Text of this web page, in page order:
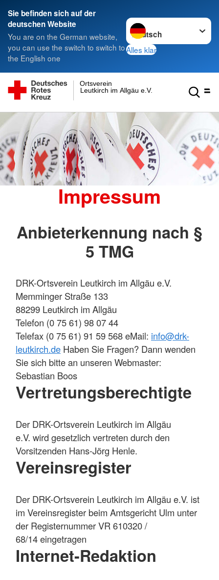
Sie befinden sich auf der
deutschen Website
You are on the German website,
you can use the switch to switch to
the English one
Sprache wechseln zu
Alles klar
Leutkirch im Allgäu e.V.
Ortsverein
Impressum
Anbieterkennung nach §
5 TMG
DRK-Ortsverein Leutkirch im Allgäu e.V.
Memminger Straße 133
88299 Leutkirch im Allgäu
Telefon (0 75 61) 98 07 44
Telefax (0 75 61) 91 59 568 eMail: info@drk-
leutkirch.de Haben Sie Fragen? Dann wenden
Sie sich bitte an unseren Webmaster:
Sebastian Boos
Vertretungsberechtigte
Der DRK-Ortsverein Leutkirch im Allgäu
e.V. wird gesetzlich vertreten durch den
Vorsitzenden Hans-Jörg Henle.
Vereinsregister
Der DRK-Ortsverein Leutkirch im Allgäu e.V. ist
im Vereinsregister beim Amtsgericht Ulm unter
der Registernummer VR 610320 /
68/14 eingetragen
Internet-Redaktion